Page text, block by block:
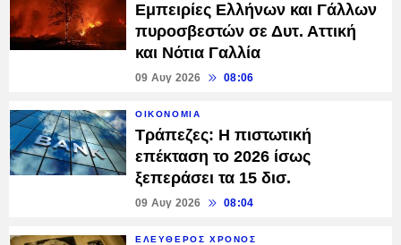
Εμπειρίες Ελλήνων και Γάλλων
πυροσβεστών σε Δυτ. Αττική
και Νότια Γαλλία
09 Αυγ 2026 08:06
ΟΙΚΟΝΟΜΙΑ
Τράπεζες: H πιστωτική
επέκταση το 2026 ίσως
ξεπεράσει τα 15 δισ.
09 Αυγ 2026 08:04
ΕΛΕΥΘΕΡΟΣ ΧΡΟΝΟΣ